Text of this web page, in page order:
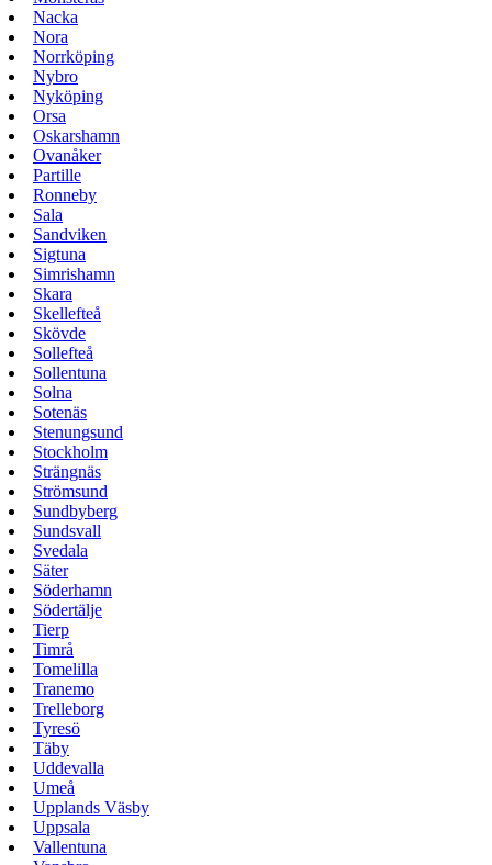
Nacka
Nora
Norrköping
Nybro
Nyköping
Orsa
Oskarshamn
Ovanåker
Partille
Ronneby
Sala
Sandviken
Sigtuna
Simrishamn
Skara
Skellefteå
Skövde
Sollefteå
Sollentuna
Solna
Sotenäs
Stenungsund
Stockholm
Strängnäs
Strömsund
Sundbyberg
Sundsvall
Svedala
Säter
Söderhamn
Södertälje
Tierp
Timrå
Tomelilla
Tranemo
Trelleborg
Tyresö
Täby
Uddevalla
Umeå
Upplands Väsby
Uppsala
Vallentuna